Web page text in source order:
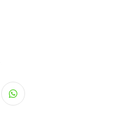
Whatsapp